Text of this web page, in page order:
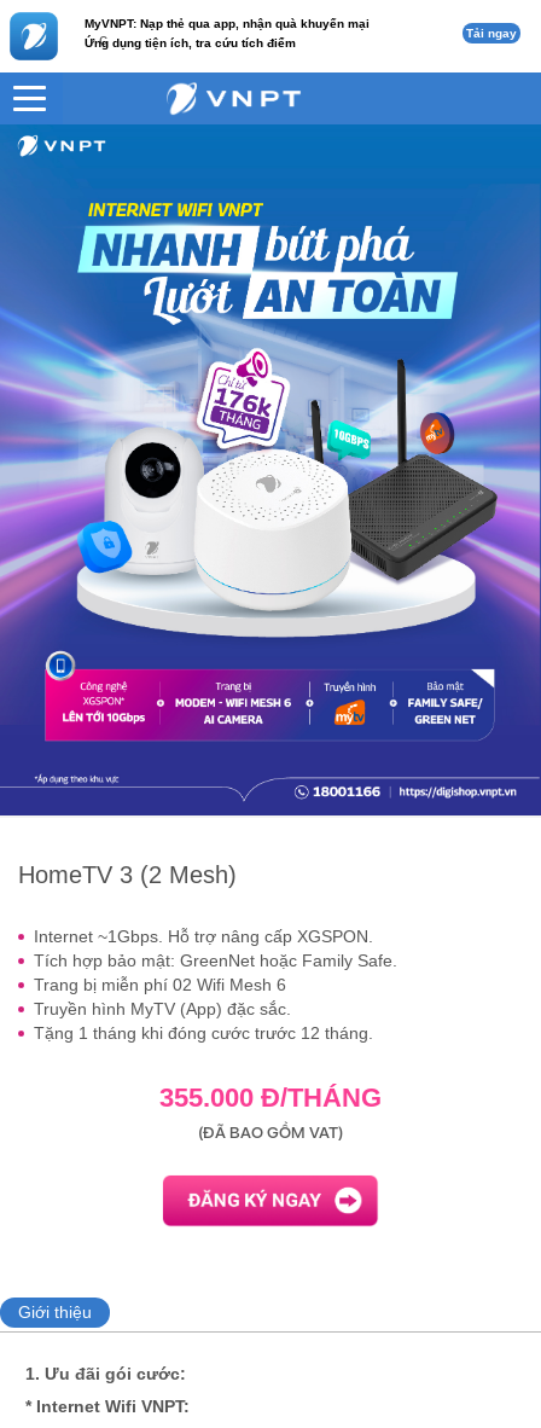
MyVNPT: Nạp thẻ qua app, nhận quà khuyến mại
Ứng dụng tiện ích, tra cứu tích điểm
c Tải ngay
VNPT HomeTV 3 (2 Mesh)
HomeTV 3 (2 Mesh)
Internet ~1Gbps. Hỗ trợ nâng cấp XGSPON.
Tích hợp bảo mật: GreenNet hoặc Family Safe.
Trang bị miễn phí 02 Wifi Mesh 6
Truyền hình MyTV (App) đặc sắc.
Tặng 1 tháng khi đóng cước trước 12 tháng.
355.000 Đ/THÁNG
(ĐÃ BAO GỒM VAT)
Giới thiệu
1. Ưu đãi gói cước:
* Internet Wifi VNPT: